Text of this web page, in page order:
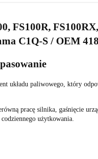
FS100R,
C1Q-S / OEM
układu paliwowego, który
pracę silnika, gaśnięcie
użytkowania.